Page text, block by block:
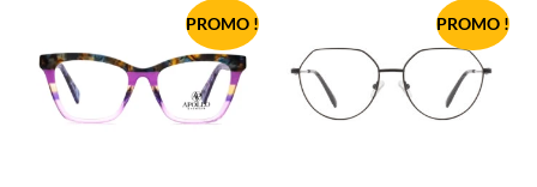
PROMO ! PROMO !